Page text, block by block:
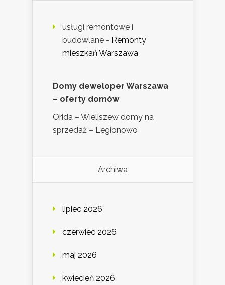
usługi remontowe i
budowlane - Remonty
mieszkań Warszawa
Domy deweloper Warszawa
– oferty domów
Orida – Wieliszew domy na
sprzedaż – Legionowo
Archiwa
lipiec 2026
czerwiec 2026
maj 2026
kwiecień 2026